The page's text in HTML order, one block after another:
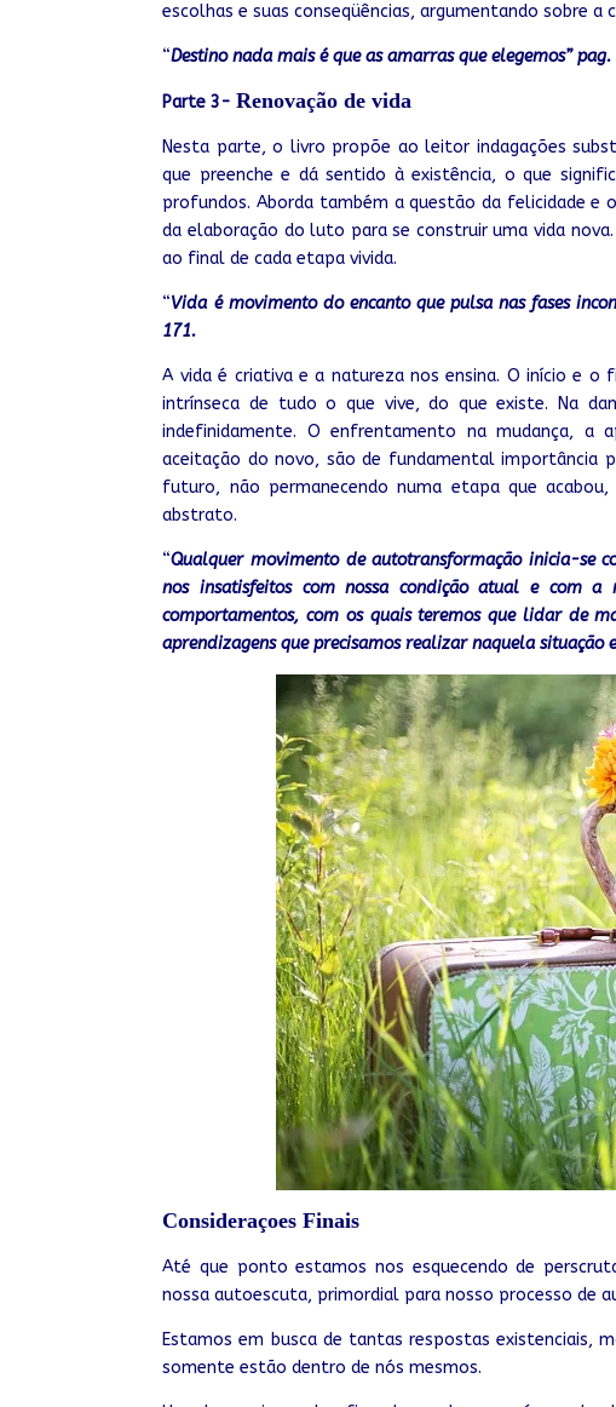
escolhas e suas conseqüências, argumentando sobre a
“Destino nada mais é que as amarras que elegemos” pag.
Parte 3-Renovação de vida
Nesta parte, o livro propõe ao leitor indagações
que preenche e dá sentido à existência, o que
profundos. Aborda também a questão da felicidade e
da elaboração do luto para se construir uma vida
ao final de cada etapa vivida.
“Vida é movimento do encanto que pulsa nas fases
171.
A vida é criativa e a natureza nos ensina. O início e
intrínseca de tudo o que vive, do que existe. Na
indefinidamente. O enfrentamento na mudança, a
aceitação do novo, são de fundamental importância
futuro, não permanecendo numa etapa que
abstrato.
“Qualquer movimento de autotransformação inicia-se
nos insatisfeitos com nossa condição atual e com
comportamentos, com os quais teremos que lidar de
aprendizagens que precisamos realizar naquela situação
Consideraçoes Finais
Até que ponto estamos nos esquecendo de
nossa autoescuta, primordial para nosso processo de
Estamos em busca de tantas respostas existenciais,
somente estão dentro de nós mesmos.